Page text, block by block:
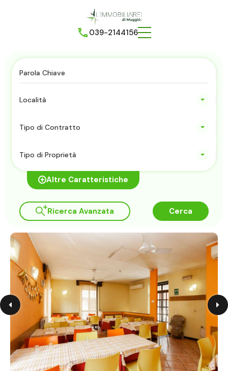
039-2144156
Località
Tipo di Contratto
Tipo di Proprietà
Altre Caratteristiche
Ricerca Avanzata Cerca